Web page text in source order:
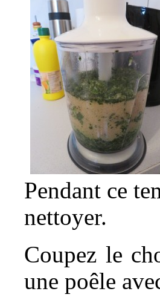
Pendant ce
nettoyer.
Coupez le
une poêle